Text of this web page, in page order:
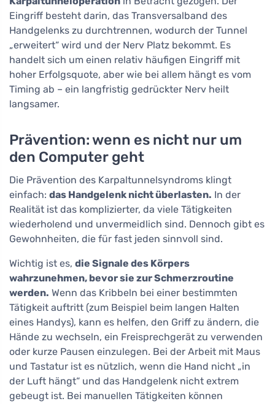
Eingriff besteht darin, das Transversalband des
Handgelenks zu durchtrennen, wodurch der Tunnel
„erweitert“ wird und der Nerv Platz bekommt. Es
handelt sich um einen relativ häufigen Eingriff mit
hoher Erfolgsquote, aber wie bei allem hängt es vom
Timing ab – ein langfristig gedrückter Nerv heilt
langsamer.
Prävention: wenn es nicht nur um
den Computer geht
Die Prävention des Karpaltunnelsyndroms klingt
einfach: das Handgelenk nicht überlasten. In der
Realität ist das komplizierter, da viele Tätigkeiten
wiederholend und unvermeidlich sind. Dennoch gibt es
Gewohnheiten, die für fast jeden sinnvoll sind.
Wichtig ist es, die Signale des Körpers
wahrzunehmen, bevor sie zur Schmerzroutine
werden. Wenn das Kribbeln bei einer bestimmten
Tätigkeit auftritt (zum Beispiel beim langen Halten
eines Handys), kann es helfen, den Griff zu ändern, die
Hände zu wechseln, ein Freisprechgerät zu verwenden
oder kurze Pausen einzulegen. Bei der Arbeit mit Maus
und Tastatur ist es nützlich, wenn die Hand nicht „in
der Luft hängt“ und das Handgelenk nicht extrem
gebeugt ist. Bei manuellen Tätigkeiten können